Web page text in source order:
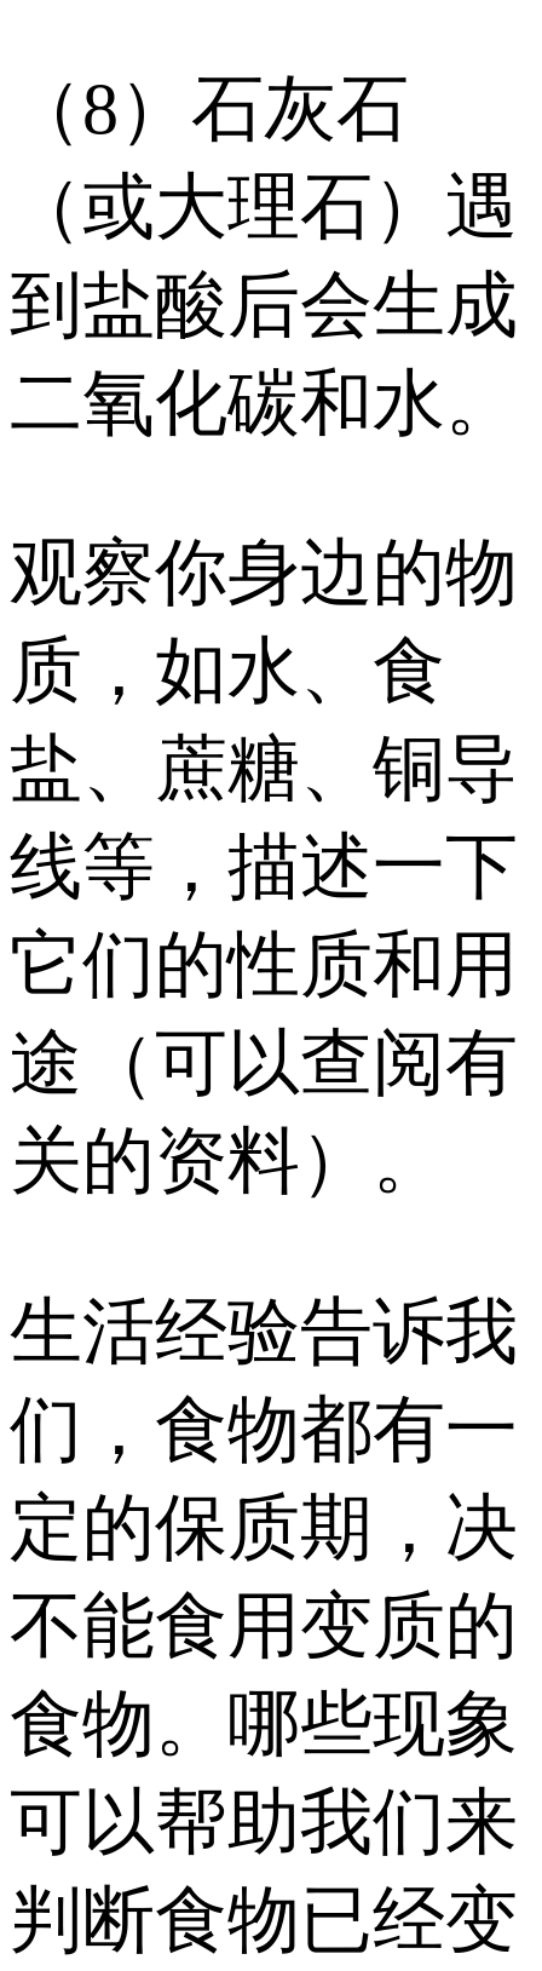
（8）石灰石
（或大理石）遇
到盐酸后会生成
二氧化碳和水。
观察你身边的物
质，如水、食
盐、蔗糖、铜导
线等，描述一下
它们的性质和用
途（可以查阅有
关的资料）。
生活经验告诉我
们，食物都有一
定的保质期，决
不能食用变质的
食物。哪些现象
可以帮助我们来
判断食物已经变